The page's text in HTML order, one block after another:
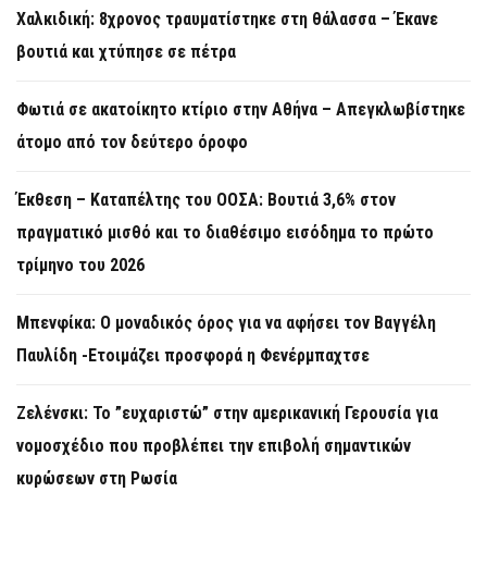
Χαλκιδική: 8χρονος τραυματίστηκε στη θάλασσα – Έκανε
βουτιά και χτύπησε σε πέτρα
Φωτιά σε ακατοίκητο κτίριο στην Αθήνα – Απεγκλωβίστηκε
άτομο από τον δεύτερο όροφο
Έκθεση – Καταπέλτης του ΟΟΣΑ: Βουτιά 3,6% στον
πραγματικό μισθό και το διαθέσιμο εισόδημα το πρώτο
τρίμηνο του 2026
Μπενφίκα: Ο μοναδικός όρος για να αφήσει τον Βαγγέλη
Παυλίδη -Ετοιμάζει προσφορά η Φενέρμπαχτσε
Ζελένσκι: Το ”ευχαριστώ” στην αμερικανική Γερουσία για
νομοσχέδιο που προβλέπει την επιβολή σημαντικών
κυρώσεων στη Ρωσία